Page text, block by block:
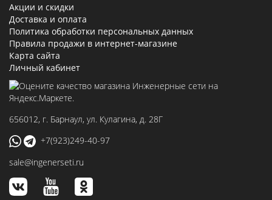
Акции и скидки
Доставка и оплата
Политика обработки персональных данных
Правила продажи в интернет-магазине
Карта сайта
Личный кабинет
656012, г. Барнаул, ул. Кулагина, д. 28Г
+7(923)249-40-97
sale@ingenerseti.ru